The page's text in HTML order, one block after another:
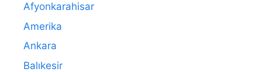
Afyonkarahisar
Amerika
Ankara
Balıkesir